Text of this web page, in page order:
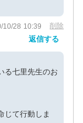
10/28 10:39 削除
返信する
る七里先生のお
じて行動しま